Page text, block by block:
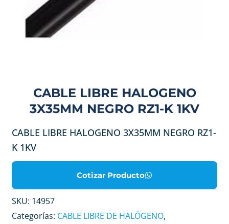
CABLE LIBRE HALOGENO
3X35MM NEGRO RZ1-K 1KV
CABLE LIBRE HALOGENO 3X35MM NEGRO RZ1-
K 1KV
Cotizar Producto
SKU: 14957
Categorías: CABLE LIBRE DE HALÓGENO,